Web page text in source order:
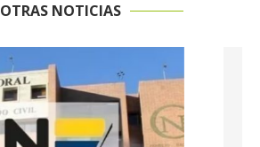
OTRAS NOTICIAS